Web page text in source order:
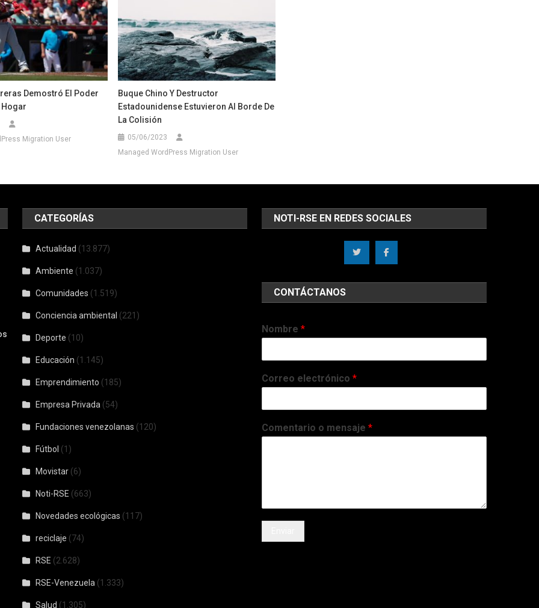
Demostró El Poder
Hogar
Migration User
Buque Chino Y Destructor
Estadounidense Estuvieron Al Borde De
La Colisión
05/06/2023
Managed WordPress Migration User
CATEGORÍAS
Actualidad (13.877)
Ambiente (1.037)
Comunidades (1.519)
Conciencia ambiental (221)
Deporte (10)
Educación (1.145)
Emprendimiento (185)
Empresa Privada (54)
Fundaciones venezolanas (120)
Fútbol (1)
Movistar (6)
Noti-RSE (663)
Novedades ecológicas (117)
reciclaje (74)
RSE (2.628)
RSE-Venezuela (1.333)
Salud (1.305)
NOTI-RSE EN REDES SOCIALES
CONTÁCTANOS
Nombre *
Correo electrónico *
Comentario o mensaje *